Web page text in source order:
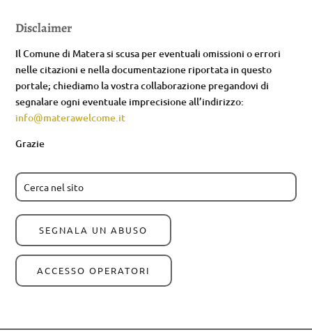
Disclaimer
Il Comune di Matera si scusa per eventuali omissioni o errori
nelle citazioni e nella documentazione riportata in questo
portale; chiediamo la vostra collaborazione pregandovi di
segnalare ogni eventuale imprecisione all’indirizzo:
info@materawelcome.it
Grazie
SEGNALA UN ABUSO
ACCESSO OPERATORI